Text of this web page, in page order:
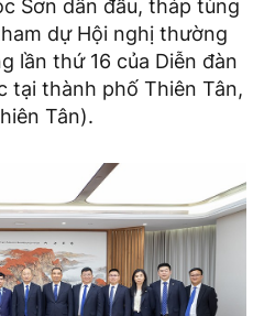
Sơn dẫn đầu, tháp tùng
dự Hội nghị thường
lần thứ 16 của Diễn đàn
tại thành phố Thiên Tân,
Tân).